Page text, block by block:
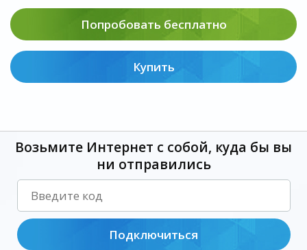
Попробовать бесплатно
Купить
Возьмите Интернет с собой, куда бы вы
ни отправились
Подключиться